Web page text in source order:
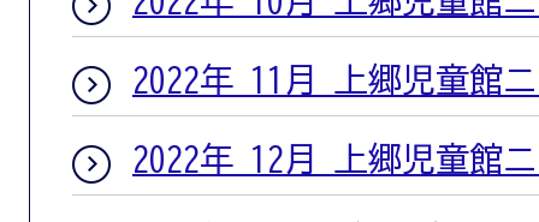
2022年 11月 上郷児童館
2022年 12月 上郷児童館